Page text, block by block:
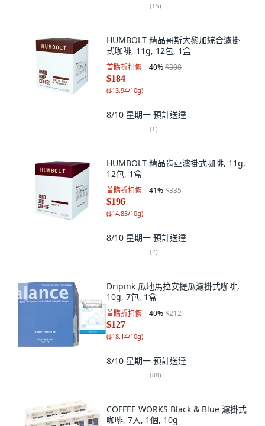
(15)
HUMBOLT 精品哥斯大黎加綜合濾掛
式咖啡, 11g, 12包, 1盒
首購折扣價 40%$308
$184
($13.94/10g)
8/10 星期一 預計送達
(1)
HUMBOLT 精品肯亞濾掛式咖啡, 11g,
12包, 1盒
首購折扣價 41%$335
$196
($14.85/10g)
8/10 星期一 預計送達
(2)
Dripink 瓜地馬拉安提瓜濾掛式咖啡,
10g, 7包, 1盒
首購折扣價 40%$212
$127
($18.14/10g)
8/10 星期一 預計送達
(88)
COFFEE WORKS Black & Blue 濾掛式
咖啡, 7入, 1個, 10g